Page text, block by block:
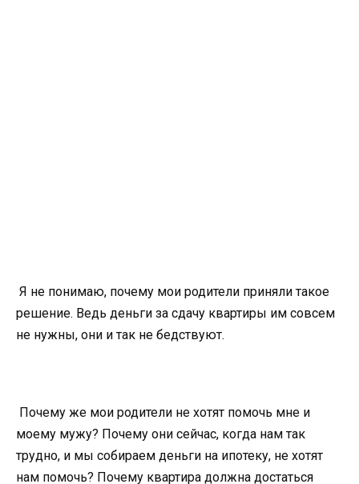
Я не понимаю, почему мои родители приняли такое
решение. Ведь деньги за сдачу квартиры им совсем
не нужны, они и так не бедствуют.
Почему же мои родители не хотят помочь мне и
моему мужу? Почему они сейчас, когда нам так
трудно, и мы собираем деньги на ипотеку, не хотят
нам помочь? Почему квартира должна достаться